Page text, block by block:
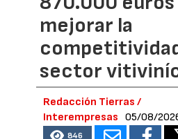
mejorar la
sector
Redacción Tierras /
Interempresas
05/08/
846